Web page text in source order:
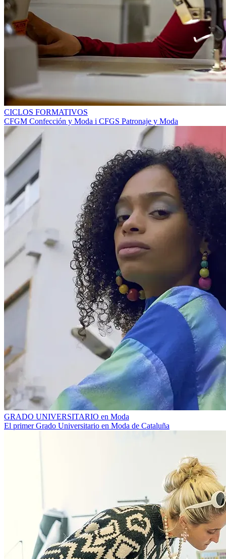
CICLOS FORMATIVOS
CFGM Confección y Moda i CFGS Patronaje y Moda
GRADO UNIVERSITARIO en Moda
El primer Grado Universitario en Moda de Cataluña